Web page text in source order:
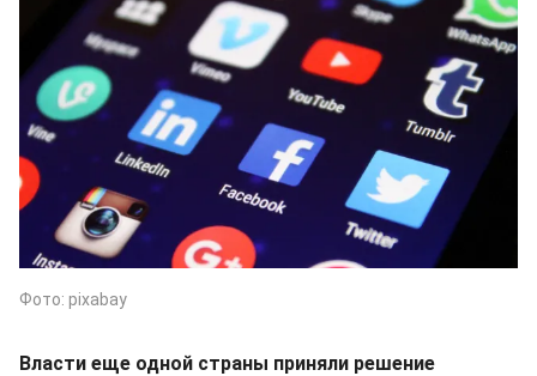
Фото: pixabay
Власти еще одной страны приняли решение